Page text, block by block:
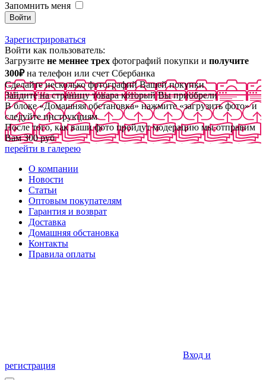
Запомнить меня
Зарегистрироваться
Войти как пользователь:
Загрузите не меннее трех фотографий покупки и получите
300₽на телефон или счет Сбербанка
Сделайте несколько фотографий Вашей покупки
Зайдите на страницу товара который Вы приобрели
В блоке «Домашняя обстановка» нажмите «загрузить фото» и
следуйте инструкциям
После того, как ваши фото пройдут модерацию мы отправим
Вам 300 руб
перейти в галерею
О компании
Новости
Статьи
Оптовым покупателям
Гарантия и возврат
Доставка
Домашняя обстановка
Контакты
Правила оплаты
Вход и
регистрация